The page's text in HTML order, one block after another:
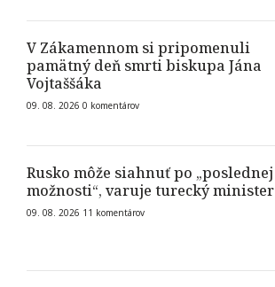
V Zákamennom si pripomenuli
pamätný deň smrti biskupa Jána
Vojtaššáka
09. 08. 2026 0 komentárov
Rusko môže siahnuť po „poslednej
možnosti“, varuje turecký minister
09. 08. 2026 11 komentárov